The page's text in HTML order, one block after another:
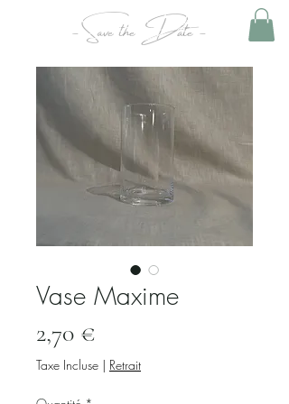
- Save the Date -
Vase Maxime
2,70 €Prix
Taxe Incluse | Retrait